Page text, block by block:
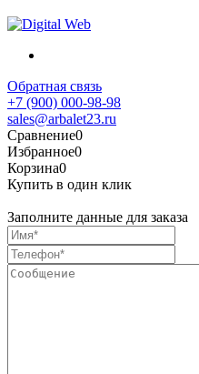
Обратная связь
+7 (900) 000-98-98
sales@arbalet23.ru
Сравнение0
Избранное0
Корзина0
Купить в один клик
Заполните данные для заказа